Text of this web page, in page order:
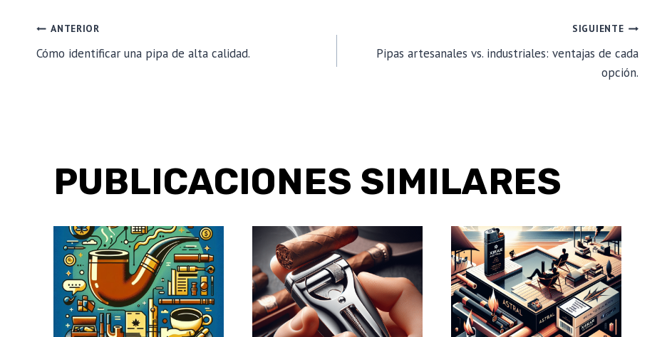
NAVEGACIÓN
ANTERIOR
Cómo identificar una pipa de alta calidad.
SIGUIENTE
Pipas artesanales vs. industriales: ventajas de cada
opción.
PUBLICACIONES SIMILARES